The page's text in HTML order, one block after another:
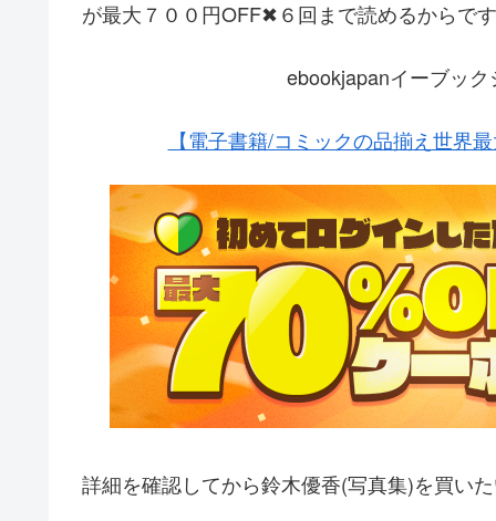
が最大７００円OFF✖６回まで読めるからで
ebookjapanイーブッ
【電子書籍/コミックの品揃え世界
詳細を確認してから鈴木優香(写真集)を買い